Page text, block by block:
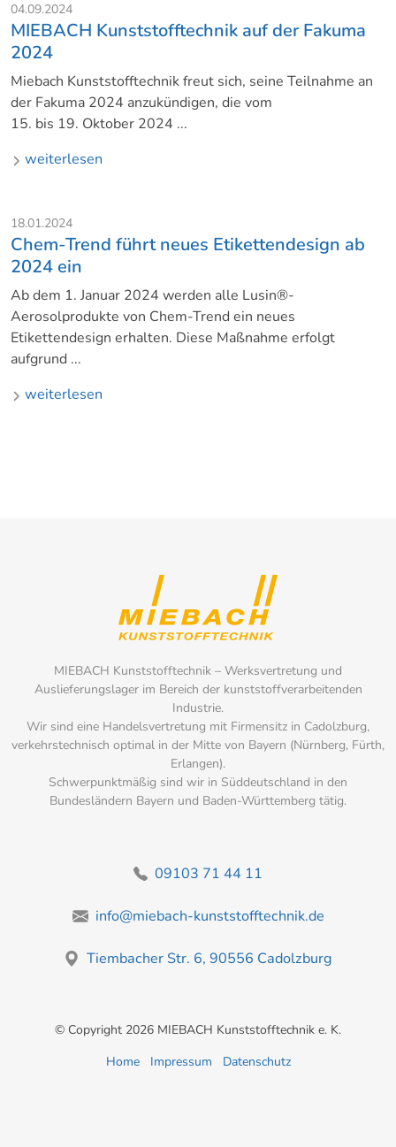
04.09.2024
MIEBACH Kunststofftechnik auf der Fakuma
2024
Miebach Kunststofftechnik freut sich, seine Teilnahme an
der Fakuma 2024 anzukündigen, die vom
15. bis 19. Oktober 2024 ...
weiterlesen
18.01.2024
Chem-Trend führt neues Etikettendesign ab
2024 ein
Ab dem 1. Januar 2024 werden alle Lusin®-
Aerosolprodukte von Chem-Trend ein neues
Etikettendesign erhalten. Diese Maßnahme erfolgt
aufgrund ...
weiterlesen
MIEBACH Kunststofftechnik – Werksvertretung und
Auslieferungslager im Bereich der kunststoffverarbeitenden
Industrie.
Wir sind eine Handelsvertretung mit Firmensitz in Cadolzburg,
verkehrstechnisch optimal in der Mitte von Bayern (Nürnberg, Fürth,
Erlangen).
Schwerpunktmäßig sind wir in Süddeutschland in den
Bundesländern Bayern und Baden-Württemberg tätig.
09103 71 44 11
info@miebach-kunststofftechnik.de
Tiembacher Str. 6, 90556 Cadolzburg
© Copyright 2026 MIEBACH Kunststofftechnik e. K.
Home
Impressum Datenschutz